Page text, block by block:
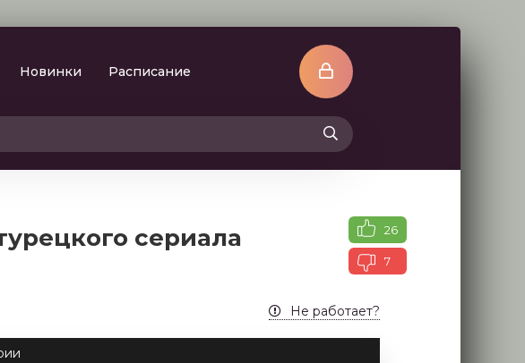
Новинки Расписание
сериала 26
7
Не работает?